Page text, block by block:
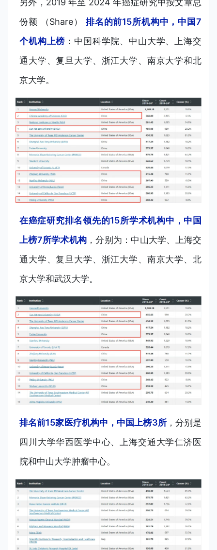
另外，2019 年至 2024 年癌症研究中按文章总
份额 （Share） 排名的前15所机构中，中国7
个机构上榜 ：中国科学院、中山大学、上海交
通大学、复旦大学、浙江大学、南京大学和北
京大学。
在癌症研究排名领先的15所学术机构中，中国
上榜7所学术机构 ，分别为：中山大学、上海交
通大学、复旦大学、浙江大学、南京大学、北
京大学和武汉大学。
排名前15家医疗机构中，中国上榜3所，分别是
四川大学华西医学中心、上海交通大学仁济医
院和中山大学肿瘤中心。